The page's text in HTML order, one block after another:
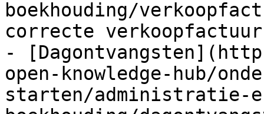
boekhouding/
correcte
-
open-knowledge-hub/
starten/administratie-